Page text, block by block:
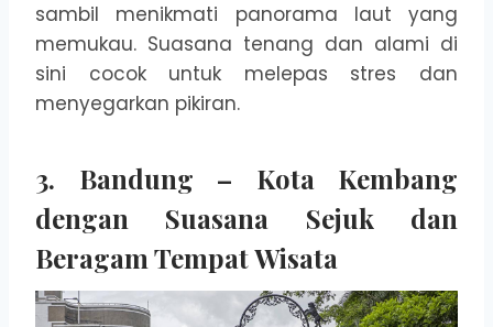
sambil menikmati panorama laut yang
memukau. Suasana tenang dan alami di
sini cocok untuk melepas stres dan
menyegarkan pikiran.
3. Bandung – Kota Kembang
dengan Suasana Sejuk dan
Beragam Tempat Wisata